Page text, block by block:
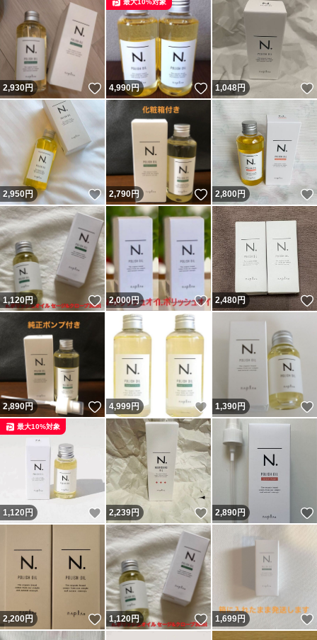
2,930円 いいね！
4,990円 いいね！
最大10%対象
1,048円
2,950円 いいね！
2,790円 いいね！
2,800円
1,120円 いいね！
2,000円 いいね！
2,480円
2,890円 いいね！
4,999円 いいね！
1,390円
1,120 円 いいね！
最大10%対象
2,239円 いいね！
2,890円
2,200円 いいね！
1,120円 いいね！
1,699円